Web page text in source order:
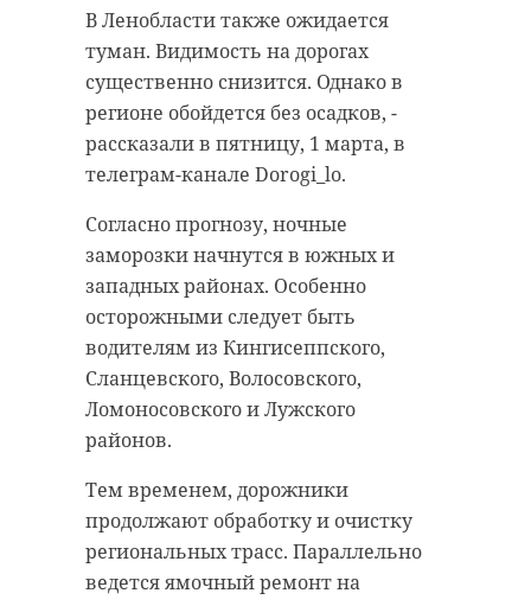
В Ленобласти также ожидается
туман. Видимость на дорогах
существенно снизится. Однако в
регионе обойдется без осадков, -
рассказали в пятницу, 1 марта, в
телеграм-канале Dorogi_lo.
Согласно прогнозу, ночные
заморозки начнутся в южных и
западных районах. Особенно
осторожными следует быть
водителям из Кингисеппского,
Сланцевского, Волосовского,
Ломоносовского и Лужского
районов.
Тем временем, дорожники
продолжают обработку и очистку
региональных трасс. Параллельно
ведется ямочный ремонт на
2024 года.
Во главе списка оказался Сочи. На
втором местеоказалисьСанкт-
Петербург и Москва Замыкает
тройку лидеров Казань.
ТОП десять наиболее популярных
направлений для отдыха в марте:
- Сочи, Краснодарский край -
средняя стоимость 3316 рублей за
5 ночей в среднем;
- Санкт-Петербург, Ленинградская
область - средняя стоимость 2989
- Москва, Московская область -
средняя стоимость 4475 рублей за
3 ночи в среднем;
Федор Стулов рассказал в пятницу,
1 марта, что ведется активная
подготовка к началу сезона
посадки лесных растений. По его
словам, в 47 регионе действует 7
постоянных питомников, где
посадки.
Ленобласть планово
готовится к началу
лесокультурного
сезона. В 47 регионе
работает 7
постоянных
питомников, где
выращивают
посадочный